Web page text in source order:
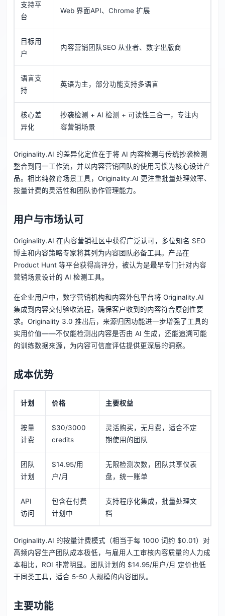
支持平
台
Web 界面API、Chrome 扩展
目标用
户
内容营销团队SEO 从业者、数字出版商
语言支
持
英语为主，部分功能支持多语言
核心差
异化
抄袭检测 + AI 检测 + 可读性三合一，专注内
容营销场景
Originality.AI 的差异化定位在于将 AI 内容检测与传统抄袭检测
整合到同一工作流，并以内容营销团队的使用习惯为核心设计产
品。相比纯教育场景工具，Originality.AI 更注重批量处理效率、
按量计费的灵活性和团队协作管理能力。
用户与市场认可
Originality.AI 在内容营销社区中获得广泛认可，多位知名 SEO
博主和内容策略专家将其列为内容团队必备工具。产品在
Product Hunt 等平台获得高评分，被认为是最早专门针对内容
营销场景设计的 AI 检测工具。
在企业用户中，数字营销机构和内容外包平台将 Originality.AI
集成到内容交付验收流程，确保客户收到的内容符合原创性要
求。Originality 3.0 推出后，来源归因功能进一步增强了工具的
实用价值——不仅能检测出内容是否由 AI 生成，还能追溯可能
的训练数据来源，为内容可信度评估提供更深层的洞察。
成本优势
计划 价格 主要权益
按量
计费
$30/3000
credits
灵活购买，无月费，适合不定
期使用的团队
团队
计划
$14.95/用
户/月
无限检测次数，团队共享仪表
盘，统一账单
API
访问
包含在付费
计划中
支持程序化集成，批量处理文
档
Originality.AI 的按量计费模式（相当于每 1000 词约 $0.01）对
高频内容生产团队成本极低，与雇用人工审核内容质量的人力成
本相比，ROI 非常明显。团队计划的 $14.95/用户/月 定价也低
于同类工具，适合 5-50 人规模的内容团队。
主要功能